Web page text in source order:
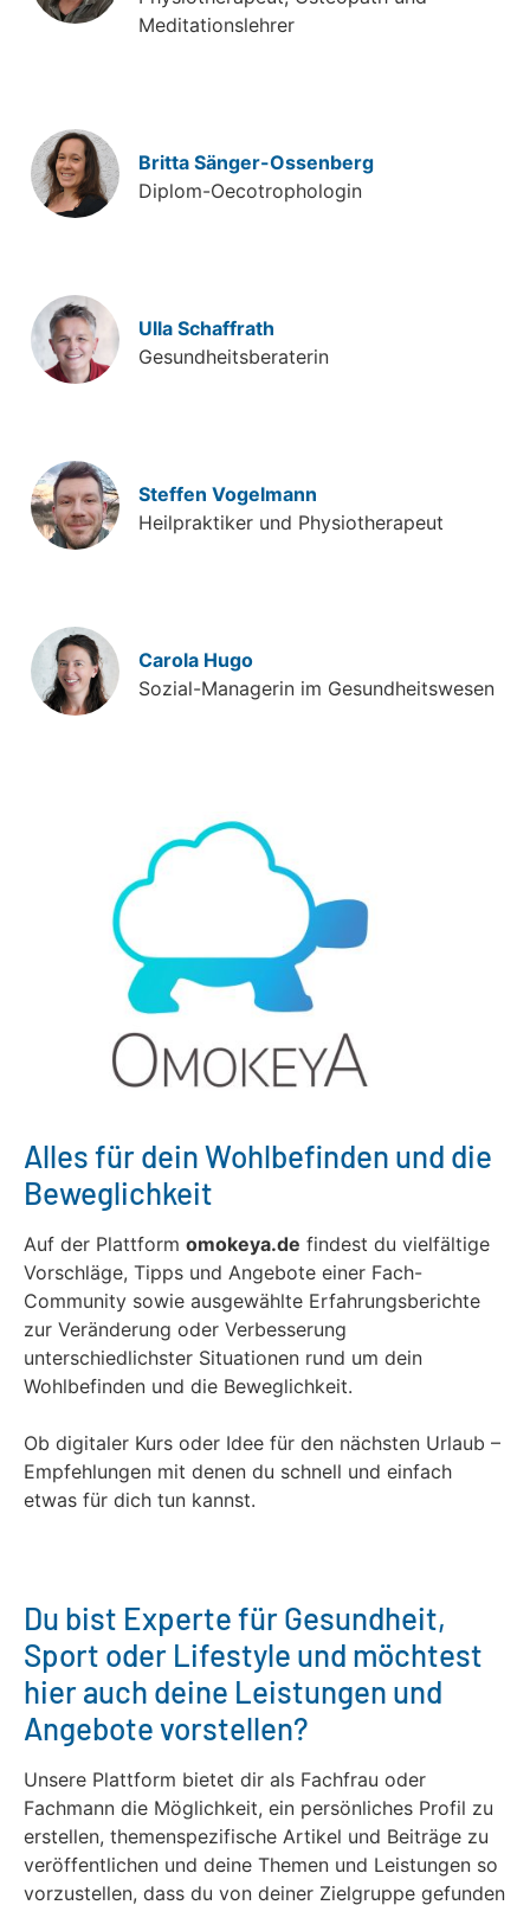
Meditationslehrer
Britta Sänger-Ossenberg
Diplom-Oecotrophologin
Ulla Schaffrath
Gesundheitsberaterin
Steffen Vogelmann
Heilpraktiker und Physiotherapeut
Carola Hugo
Sozial-Managerin im Gesundheitswesen
Alles für dein Wohlbefinden und die
Beweglichkeit
Auf der Plattform omokeya.de findest du vielfältige
Vorschläge, Tipps und Angebote einer Fach-
Community sowie ausgewählte Erfahrungsberichte
zur Veränderung oder Verbesserung
unterschiedlichster Situationen rund um dein
Wohlbefinden und die Beweglichkeit.
Ob digitaler Kurs oder Idee für den nächsten Urlaub –
Empfehlungen mit denen du schnell und einfach
etwas für dich tun kannst.
Du bist Experte für Gesundheit,
Sport oder Lifestyle und möchtest
hier auch deine Leistungen und
Angebote vorstellen?
Unsere Plattform bietet dir als Fachfrau oder
Fachmann die Möglichkeit, ein persönliches Profil zu
erstellen, themenspezifische Artikel und Beiträge zu
veröffentlichen und deine Themen und Leistungen so
vorzustellen, dass du von deiner Zielgruppe gefunden